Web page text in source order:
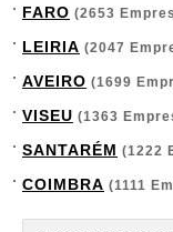
FARO (2653
LEIRIA (2047
AVEIRO (1699
VISEU (1363
SANTARÉM (1222
COIMBRA (1111